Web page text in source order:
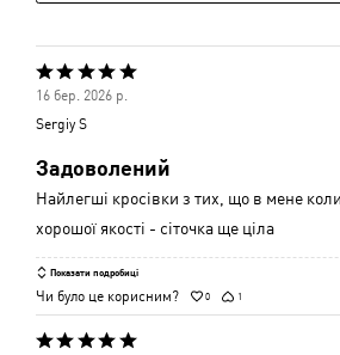
Оцінено
5
5
16 бер. 2026 р.
Sergiy S
Задоволений
Найлегші кросівки з тих, що в мене
хорошої якості - сіточка ще ціла
Показати подробиці
Чи було це корисним? 0 1
Оцінено